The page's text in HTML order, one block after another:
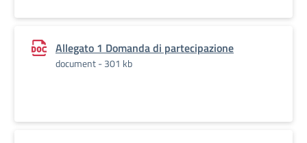
Allegato 1 Domanda di partecipazione
document - 301 kb